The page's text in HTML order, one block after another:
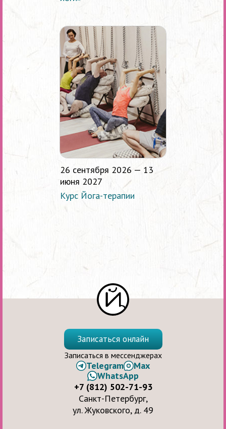
26 сентября 2026 — 13
июня 2027
Курс Йога-терапии
Записаться онлайн
Записаться в мессенджерах
Telegram
Max
WhatsApp
+7 (812) 502-71-93
Санкт-Петербург,
ул. Жуковского, д. 49